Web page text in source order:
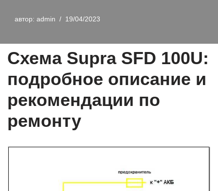
автор: admin 19/04/2023
Схема Supra SFD 100U:
подробное описание и
рекомендации по
ремонту